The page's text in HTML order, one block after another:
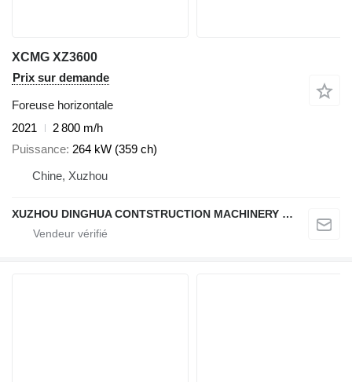
XCMG XZ3600
Prix sur demande
Foreuse horizontale
2021
2 800 m/h
Puissance 264 kW (359 ch)
Chine, Xuzhou
XUZHOU DINGHUA CONTSTRUCTION MACHINERY CO., LTD.